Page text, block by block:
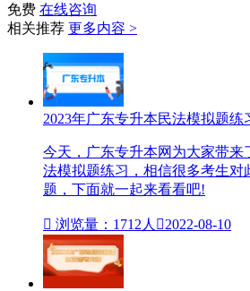
免费 在线咨询
相关推荐 更多内容 >
2023年广东专升本民法模拟题练
今天，广东专升本网为大家带来
法模拟题练习，相信很多考生对
题，下面就一起来看看吧!
 浏览量：1712人 2022-08-10